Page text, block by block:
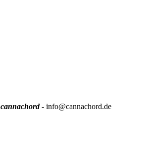
cannachord- info@cannachord.de